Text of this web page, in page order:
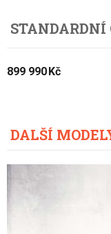
STANDARDNÍ
899 990 Kč
DALŠÍ